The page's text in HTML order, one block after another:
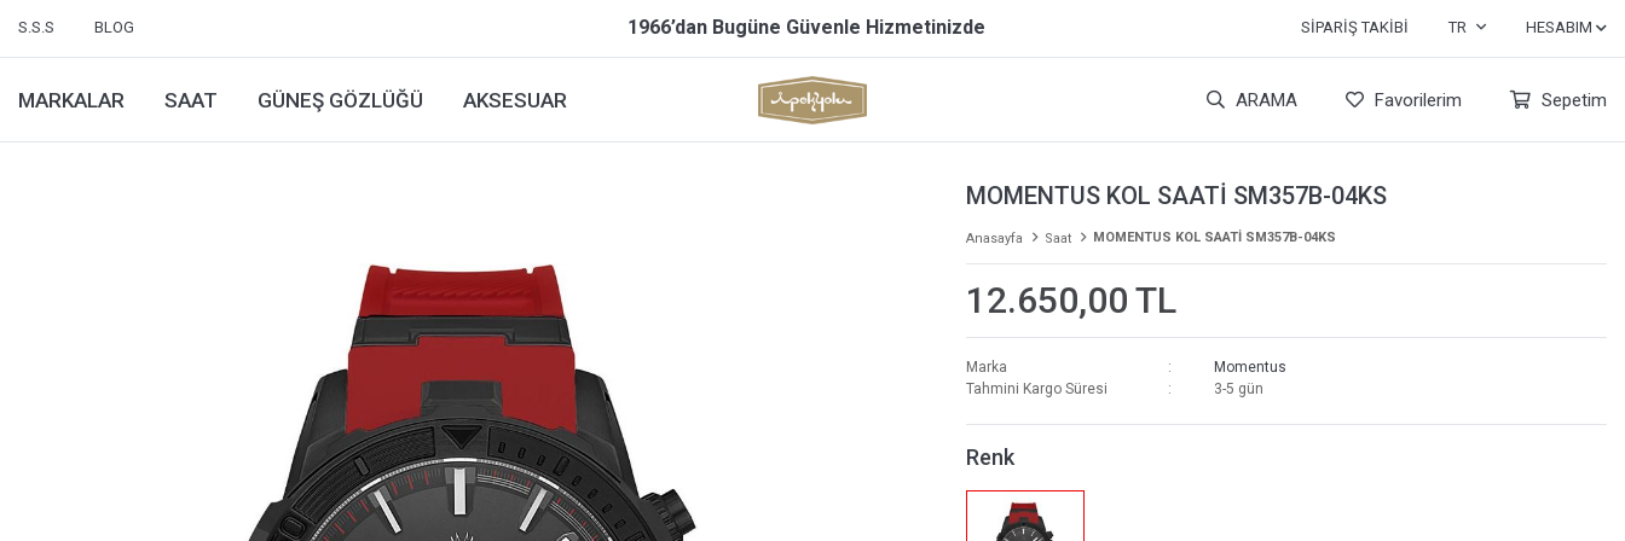
S.S.S BLOG 1966’dan Bugüne Güvenle Hizmetinizde SIPARIŞ TAKIBI TR HESABIM
MARKALAR SAAT GÜNEŞ GÖZLÜĞÜ AKSESUAR ARAMA Favorilerim Sepetim
MOMENTUS KOL SAATİ SM357B-04KS
Anasayfa Saat MOMENTUS KOL SAATİ SM357B-04KS
12.650,00 TL
Marka
Momentus
Tahmini Kargo Süresi
3-5 gün
Renk